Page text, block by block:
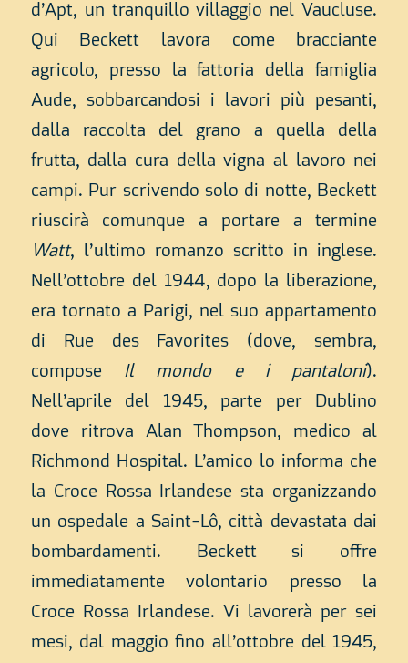
d’Apt, un tranquillo villaggio nel Vaucluse.
Qui Beckett lavora come bracciante
agricolo, presso la fattoria della famiglia
Aude, sobbarcandosi i lavori più pesanti,
dalla raccolta del grano a quella della
frutta, dalla cura della vigna al lavoro nei
campi. Pur scrivendo solo di notte, Beckett
riuscirà comunque a portare a termine
Watt, l’ultimo romanzo scritto in inglese.
Nell’ottobre del 1944, dopo la liberazione,
era tornato a Parigi, nel suo appartamento
di Rue des Favorites (dove, sembra,
compose Il mondo e i pantaloni).
Nell’aprile del 1945, parte per Dublino
dove ritrova Alan Thompson, medico al
Richmond Hospital. L’amico lo informa che
la Croce Rossa Irlandese sta organizzando
un ospedale a Saint-Lô, città devastata dai
bombardamenti. Beckett si offre
immediatamente volontario presso la
Croce Rossa Irlandese. Vi lavorerà per sei
mesi, dal maggio fino all’ottobre del 1945,